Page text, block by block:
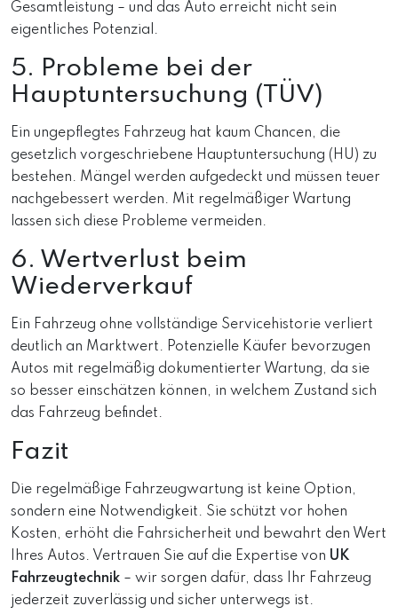
Gesamtleistung – und das Auto erreicht nicht sein
eigentliches Potenzial.
5. Probleme bei der
Hauptuntersuchung (TÜV)
Ein ungepflegtes Fahrzeug hat kaum Chancen, die
gesetzlich vorgeschriebene Hauptuntersuchung (HU) zu
bestehen. Mängel werden aufgedeckt und müssen teuer
nachgebessert werden. Mit regelmäßiger Wartung
lassen sich diese Probleme vermeiden.
6. Wertverlust beim
Wiederverkauf
Ein Fahrzeug ohne vollständige Servicehistorie verliert
deutlich an Marktwert. Potenzielle Käufer bevorzugen
Autos mit regelmäßig dokumentierter Wartung, da sie
so besser einschätzen können, in welchem Zustand sich
das Fahrzeug befindet.
Fazit
Die regelmäßige Fahrzeugwartung ist keine Option,
sondern eine Notwendigkeit. Sie schützt vor hohen
Kosten, erhöht die Fahrsicherheit und bewahrt den Wert
Ihres Autos. Vertrauen Sie auf die Expertise von UK
Fahrzeugtechnik – wir sorgen dafür, dass Ihr Fahrzeug
jederzeit zuverlässig und sicher unterwegs ist.